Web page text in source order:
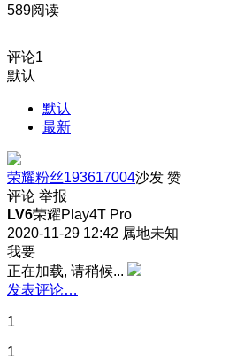
589阅读
评论1
默认
默认
最新
荣耀粉丝193617004沙发 赞
评论 举报
LV6荣耀Play4T Pro
2020-11-29 12:42 属地未知
我要
正在加载, 请稍候...
发表评论…
1
1